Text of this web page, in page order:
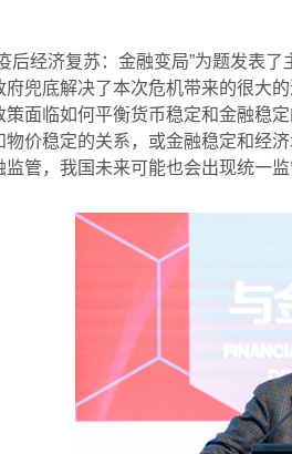
后经济复苏：金融变局”为题发表
府兜底解决了本次危机带来的很大
策面临如何平衡货币稳定和金融稳
物价稳定的关系，或金融稳定和经
管，我国未来可能也会出现统一监